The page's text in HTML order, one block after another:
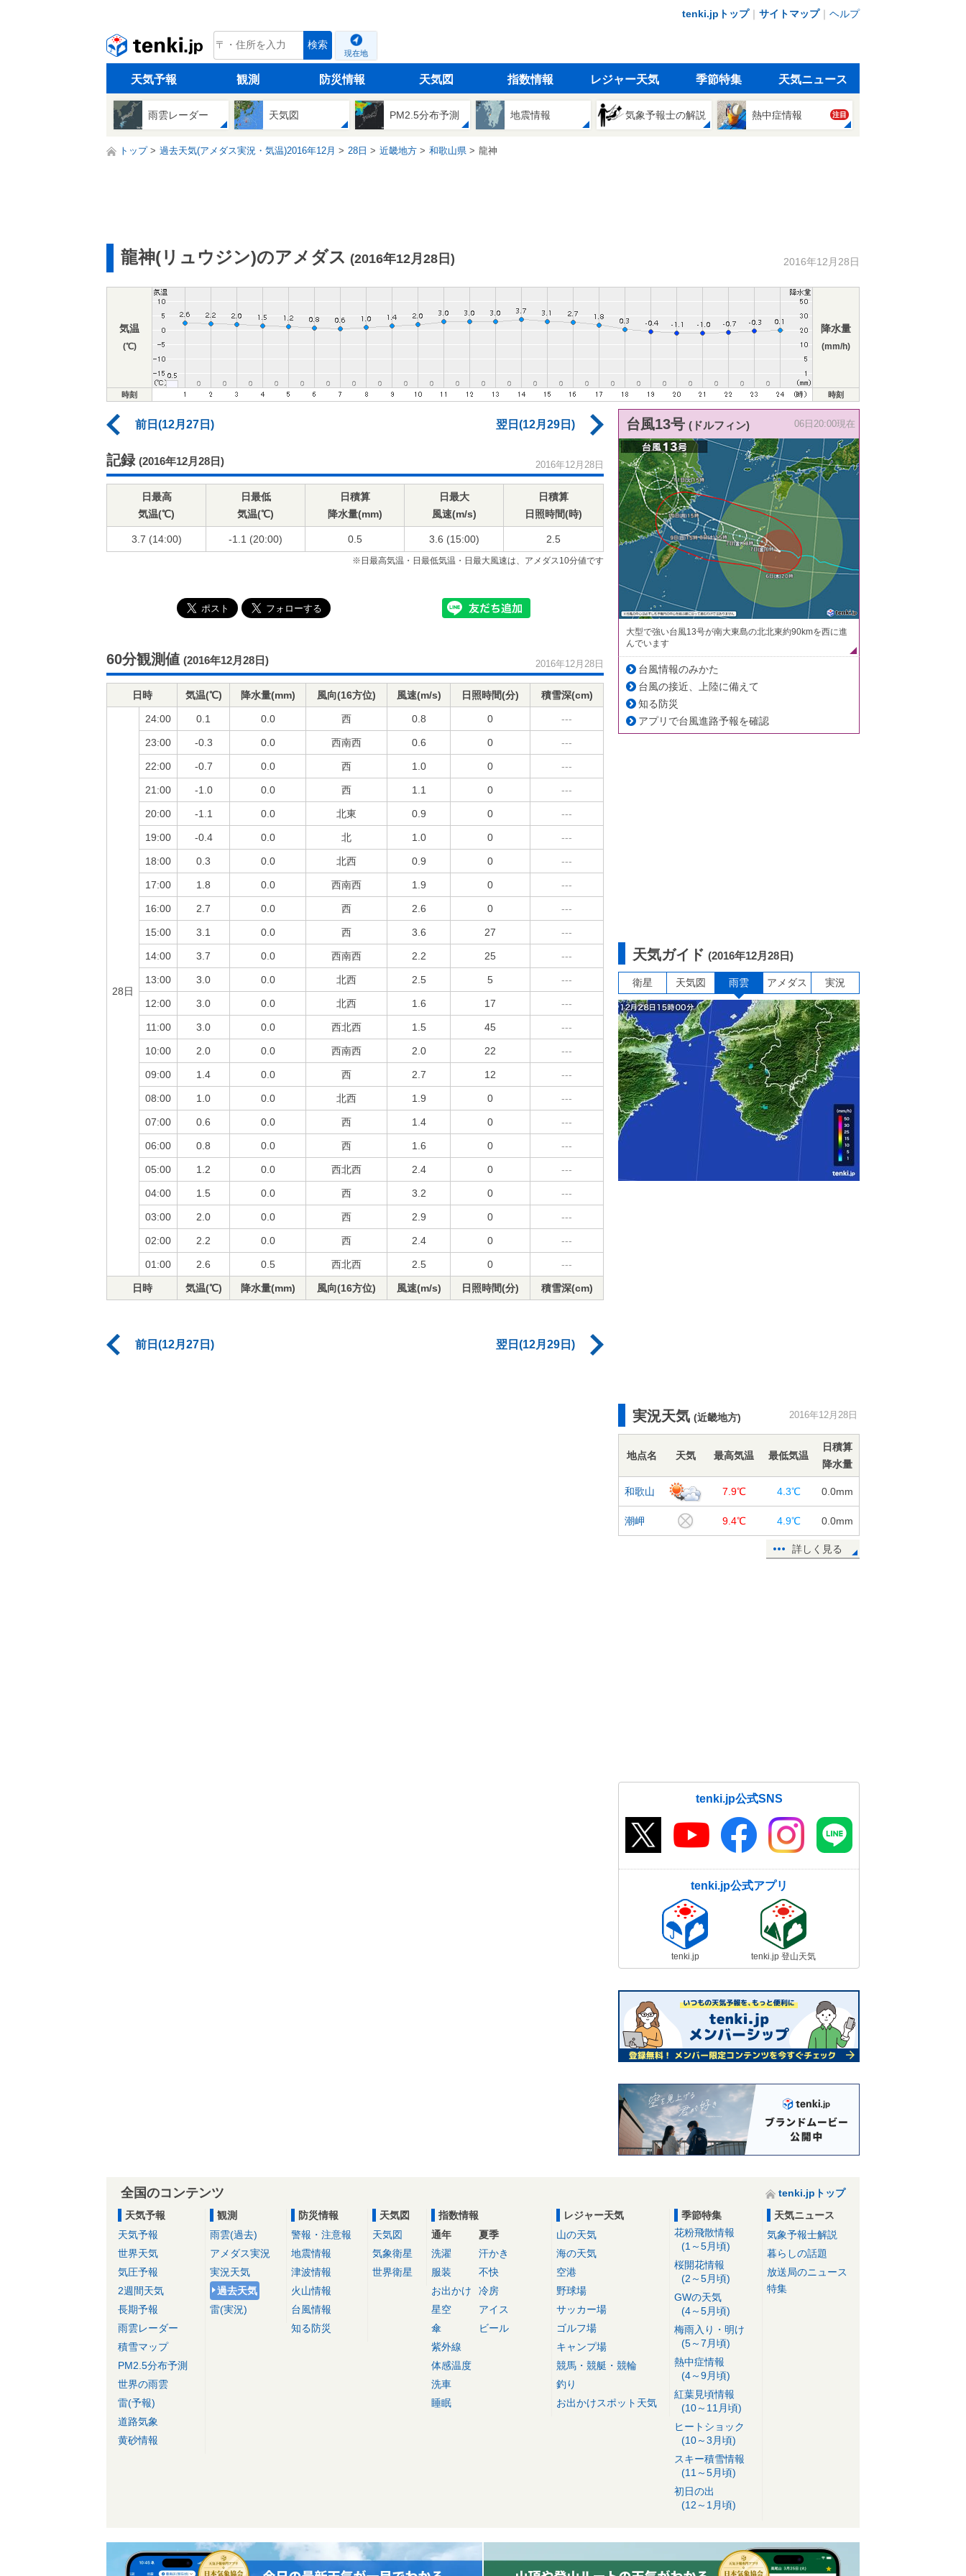
tenki.jpトップ｜ サイトマップ｜ ヘルプ
tenki.jp 検索
現在地
天気予報 観測 防災情報 天気図 指数情報 レジャー天気 季節特集 天気ニュース
雨雲レーダー 天気図 PM2.5分布予測 地震情報 気象予報士の解説 熱中症情報 注目
トップ 過去天気(アメダス実況・気温)2016年12月 28日 近畿地方 和歌山県 龍神
龍神(リュウジン)のアメダス (2016年12月28日) 2016年12月28日
気温
(℃)
降水量
(mm/h)
時刻 時刻
前日(12月27日) 翌日(12月29日)
記録 (2016年12月28日) 2016年12月28日
日最高
気温(℃)
日最低
気温(℃)
日積算
降水量(mm)
日最大
風速(m/s)
日積算
日照時間(時)
3.7 (14:00) -1.1 (20:00) 0.5 3.6 (15:00) 2.5
※日最高気温・日最低気温・日最大風速は、アメダス10分値です
60分観測値 (2016年12月28日) 2016年12月28日
日時 気温(℃) 降水量(mm) 風向(16方位) 風速(m/s) 日照時間(分) 積雪深(cm)
28日
24:00 0.1 0.0 西 0.8 0 ---
23:00 -0.3 0.0 西南西 0.6 0 ---
22:00 -0.7 0.0 西 1.0 0 ---
21:00 -1.0 0.0 西 1.1 0 ---
20:00 -1.1 0.0 北東 0.9 0 ---
19:00 -0.4 0.0 北 1.0 0 ---
18:00 0.3 0.0 北西 0.9 0 ---
17:00 1.8 0.0 西南西 1.9 0 ---
16:00 2.7 0.0 西 2.6 0 ---
15:00 3.1 0.0 西 3.6 27 ---
14:00 3.7 0.0 西南西 2.2 25 ---
13:00 3.0 0.0 北西 2.5 5 ---
12:00 3.0 0.0 北西 1.6 17 ---
11:00 3.0 0.0 西北西 1.5 45 ---
10:00 2.0 0.0 西南西 2.0 22 ---
09:00 1.4 0.0 西 2.7 12 ---
08:00 1.0 0.0 北西 1.9 0 ---
07:00 0.6 0.0 西 1.4 0 ---
06:00 0.8 0.0 西 1.6 0 ---
05:00 1.2 0.0 西北西 2.4 0 ---
04:00 1.5 0.0 西 3.2 0 ---
03:00 2.0 0.0 西 2.9 0 ---
02:00 2.2 0.0 西 2.4 0 ---
01:00 2.6 0.5 西北西 2.5 0 ---
日時 気温(℃) 降水量(mm) 風向(16方位) 風速(m/s) 日照時間(分) 積雪深(cm)
前日(12月27日) 翌日(12月29日)
台風13号 (ドルフィン) 06日20:00現在
大型で強い台風13号が南大東島の北北東約90kmを西に進
んでいます
台風情報のみかた
台風の接近、上陸に備えて
知る防災
アプリで台風進路予報を確認
天気ガイド (2016年12月28日)
衛星 天気図 雨雲 アメダス 実況
実況天気 (近畿地方) 2016年12月28日
地点名 天気 最高気温 最低気温
日積算
降水量
和歌山 7.9℃ 4.3℃ 0.0mm
潮岬 9.4℃ 4.9℃ 0.0mm
詳しく見る
tenki.jp公式SNS
tenki.jp公式アプリ
tenki.jp tenki.jp 登山天気
全国のコンテンツ
tenki.jpトップ
天気予報
天気予報
世界天気
気圧予報
2週間天気
長期予報
雨雲レーダー
積雪マップ
PM2.5分布予測
世界の雨雲
雷(予報)
道路気象
黄砂情報
観測
雨雲(過去)
アメダス実況
実況天気
過去天気
雷(実況)
防災情報
警報・注意報
地震情報
津波情報
火山情報
台風情報
知る防災
天気図
天気図
気象衛星
世界衛星
指数情報
通年
洗濯
服装
お出かけ
星空
傘
紫外線
体感温度
洗車
睡眠
夏季
汗かき
不快
冷房
アイス
ビール
レジャー天気
山の天気
海の天気
空港
野球場
サッカー場
ゴルフ場
キャンプ場
競馬・競艇・競輪
釣り
お出かけスポット天気
季節特集
花粉飛散情報
(1～5月頃)
桜開花情報
(2～5月頃)
GWの天気
(4～5月頃)
梅雨入り・明け
(5～7月頃)
熱中症情報
(4～9月頃)
紅葉見頃情報
(10～11月頃)
ヒートショック
(10～3月頃)
スキー積雪情報
(11～5月頃)
初日の出
(12～1月頃)
天気ニュース
気象予報士解説
暮らしの話題
放送局のニュース
特集